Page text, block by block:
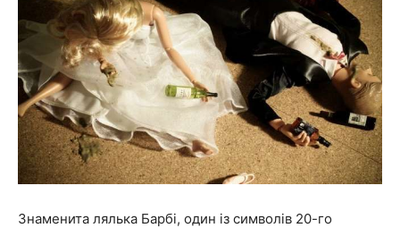
Знаменита лялька Барбі, один із символів 20-го